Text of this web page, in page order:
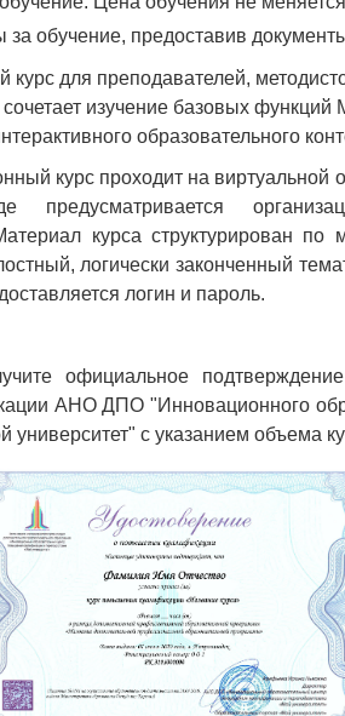
обучение, предоставив
курс для преподавателей,
изучение базовых функций
образовательного
курс проходит на
предусматривается
курса структурирован по
логически законченный
логин и пароль.
официальное
АНО ДПО "Инновационного
с указанием объема